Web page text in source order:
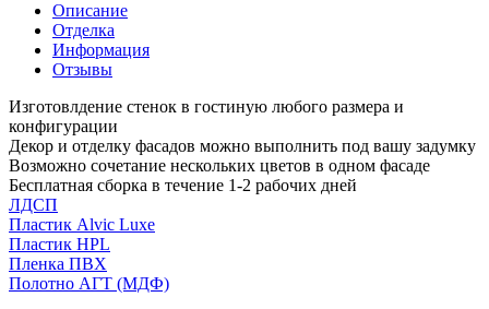
Описание
Отделка
Информация
Отзывы
Изготовлдение стенок в гостиную любого размера и
конфигурации
Декор и отделку фасадов можно выполнить под вашу задумку
Возможно сочетание нескольких цветов в одном фасаде
Бесплатная сборка в течение 1-2 рабочих дней
ЛДСП
Пластик Alvic Luxe
Пластик HPL
Пленка ПВХ
Полотно АГТ (МДФ)